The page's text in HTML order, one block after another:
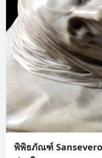
พิพิธภัณฑ์